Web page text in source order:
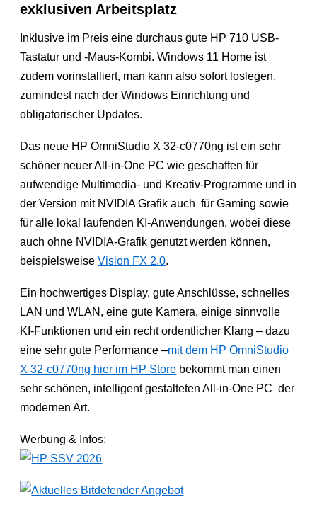
exklusiven Arbeitsplatz
Inklusive im Preis eine durchaus gute HP 710 USB-
Tastatur und -Maus-Kombi. Windows 11 Home ist
zudem vorinstalliert, man kann also sofort loslegen,
zumindest nach der Windows Einrichtung und
obligatorischer Updates.
Das neue HP OmniStudio X 32-c0770ng ist ein sehr
schöner neuer All-in-One PC wie geschaffen für
aufwendige Multimedia- und Kreativ-Programme und in
der Version mit NVIDIA Grafik auch für Gaming sowie
für alle lokal laufenden KI-Anwendungen, wobei diese
auch ohne NVIDIA-Grafik genutzt werden können,
beispielsweiseVision FX 2.0.
Ein hochwertiges Display, gute Anschlüsse, schnelles
LAN und WLAN, eine gute Kamera, einige sinnvolle
KI-Funktionen und ein recht ordentlicher Klang – dazu
eine sehr gute Performance –mit dem HP OmniStudio
X 32-c0770ng hier im HP Store bekommt man einen
sehr schönen, intelligent gestalteten All-in-One PC der
modernen Art.
Werbung & Infos: